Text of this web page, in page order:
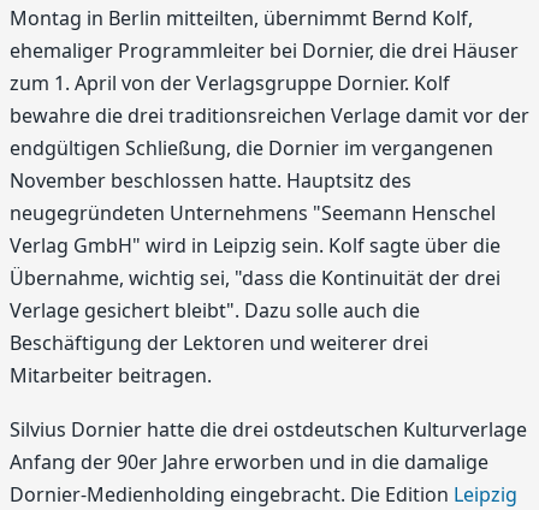
Montag in Berlin mitteilten, übernimmt Bernd Kolf,
ehemaliger Programmleiter bei Dornier, die drei Häuser
zum 1. April von der Verlagsgruppe Dornier. Kolf
bewahre die drei traditionsreichen Verlage damit vor der
endgültigen Schließung, die Dornier im vergangenen
November beschlossen hatte. Hauptsitz des
neugegründeten Unternehmens "Seemann Henschel
Verlag GmbH" wird in Leipzig sein. Kolf sagte über die
Übernahme, wichtig sei, "dass die Kontinuität der drei
Verlage gesichert bleibt". Dazu solle auch die
Beschäftigung der Lektoren und weiterer drei
Mitarbeiter beitragen.
Silvius Dornier hatte die drei ostdeutschen Kulturverlage
Anfang der 90er Jahre erworben und in die damalige
Dornier-Medienholding eingebracht. Die Edition Leipzig